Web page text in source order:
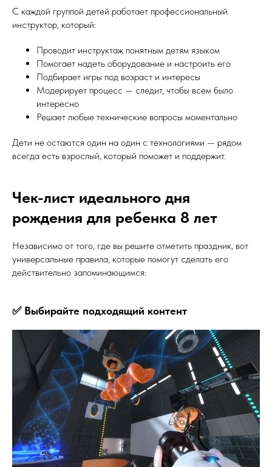
С каждой группой детей работает профессиональный
инструктор, который:
Проводит инструктаж понятным детям языком
Помогает надеть оборудование и настроить его
Подбирает игры под возраст и интересы
Модерирует процесс — следит, чтобы всем было
интересно
Решает любые технические вопросы моментально
Дети не остаются один на один с технологиями — рядом
всегда есть взрослый, который поможет и поддержит.
Чек-лист идеального дня
рождения для ребенка 8 лет
Независимо от того, где вы решите отметить праздник, вот
универсальные правила, которые помогут сделать его
действительно запоминающимся:
✅ Выбирайте подходящий контент